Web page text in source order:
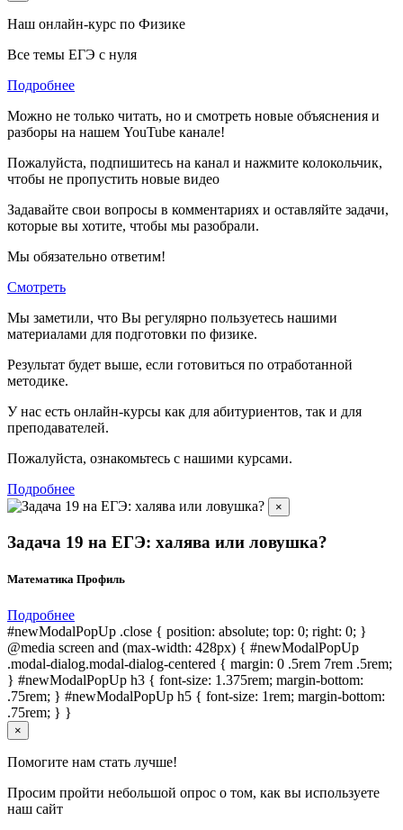
Наш онлайн-курс по Физике
Все темы ЕГЭ с нуля
Подробнее
Можно не только читать, но и смотреть новые объяснения и
разборы на нашем YouTube канале!
Пожалуйста, подпишитесь на канал и нажмите колокольчик,
чтобы не пропустить новые видео
Задавайте свои вопросы в комментариях и оставляйте задачи,
которые вы хотите, чтобы мы разобрали.
Мы обязательно ответим!
Смотреть
Мы заметили, что Вы регулярно пользуетесь нашими
материалами для подготовки по физике.
Результат будет выше, если готовиться по отработанной
методике.
У нас есть онлайн-курсы как для абитуриентов, так и для
преподавателей.
Пожалуйста, ознакомьтесь с нашими курсами.
Подробнее
×
Задача 19 на ЕГЭ: халява или ловушка?
Математика Профиль
Подробнее
#newModalPopUp .close { position: absolute; top: 0; right: 0; }
@media screen and (max-width: 428px) { #newModalPopUp
.modal-dialog.modal-dialog-centered { margin: 0 .5rem 7rem .5rem;
} #newModalPopUp h3 { font-size: 1.375rem; margin-bottom:
.75rem; } #newModalPopUp h5 { font-size: 1rem; margin-bottom:
.75rem; } }
×
Помогите нам стать лучше!
Просим пройти небольшой опрос о том, как вы используете
наш сайт